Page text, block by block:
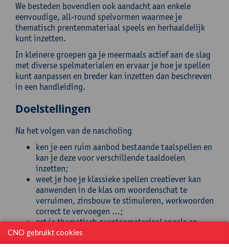
We besteden bovendien ook aandacht aan enkele
eenvoudige, all-round spelvormen waarmee je
thematisch prentenmateriaal speels en herhaaldelijk
kunt inzetten.
In kleinere groepen ga je meermaals actief aan de slag
met diverse spelmaterialen en ervaar je hoe je spellen
kunt aanpassen en breder kan inzetten dan beschreven
in een handleiding.
Doelstellingen
Na het volgen van de nascholing
ken je een ruim aanbod bestaande taalspellen en
kan je deze voor verschillende taaldoelen
inzetten;
weet je hoe je klassieke spellen creatiever kan
aanwenden in de klas om woordenschat te
verruimen, zinsbouw te stimuleren, werkwoorden
correct te vervoegen …;
zet je thematisch prentenmateriaal speels en
herhaaldelijk in.
CNO gebruikt cookies